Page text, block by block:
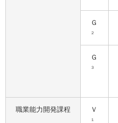
Ｇ
２
Ｇ
３
職業能力開発課程 Ｖ
１